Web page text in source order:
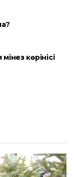
көрінісі